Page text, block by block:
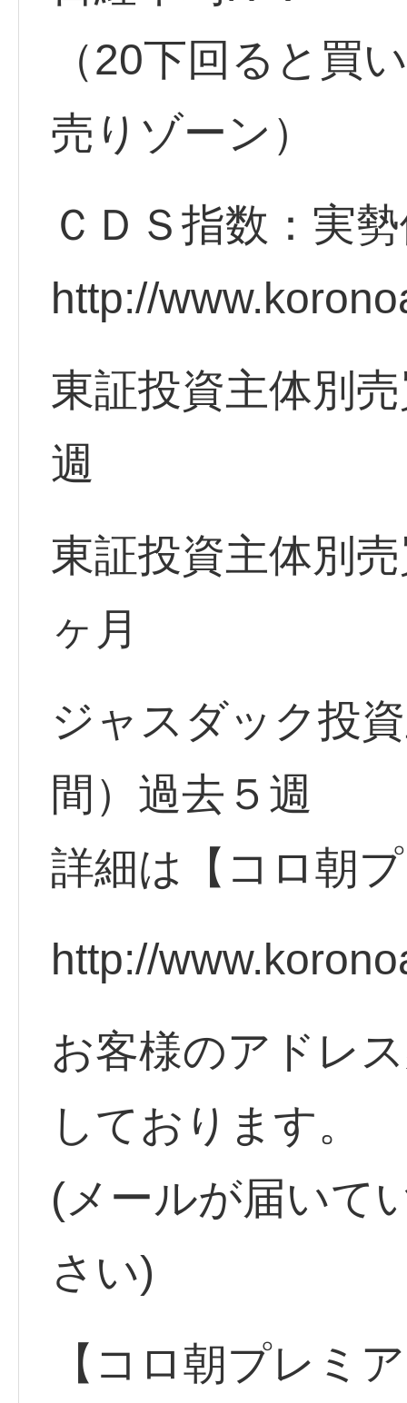
（20下回ると買
売りゾーン）
ＣＤＳ指数：実
http://
東証投資主体別
週
東証投資主体別
ヶ月
ジャスダック投
間）過去５週
詳細は【コロ朝
http://
お客様のアドレ
しております。
(メールが届いて
さい)
【コロ朝プレミ